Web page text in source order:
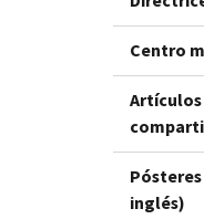
Centro
inglés)